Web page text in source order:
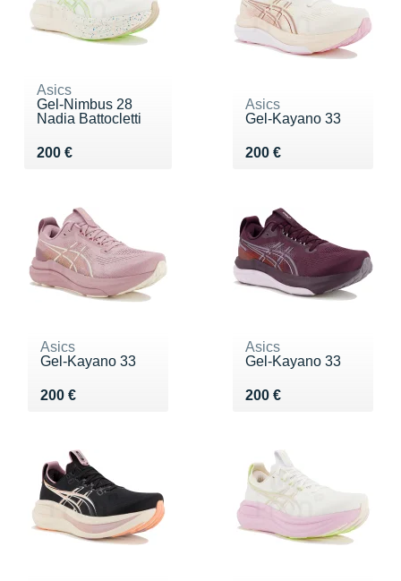
Asics
Gel-Nimbus 28
Nadia Battocletti
200 €
Vendu 200 €
Asics
Gel-Kayano 33
200 €
Vendu 200 €
Asics
Gel-Kayano 33
200 €
Vendu 200 €
Asics
Gel-Kayano 33
200 €
Vendu 200 €